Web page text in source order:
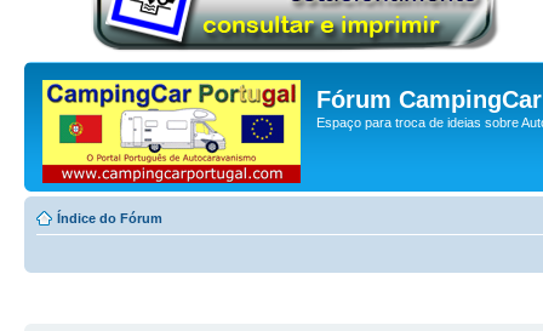
Fórum
Espaço para troca de ideias sobre
Índice do Fórum